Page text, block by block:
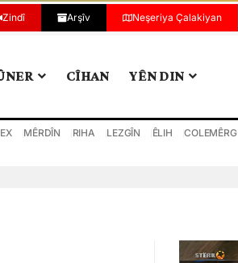
Zindî Arşîv Neşeriya Çalakiyan
CÎHAN YÊN DIN
MÊRDÎN RIHA LEZGÎN ÊLIH COLEMÊRG